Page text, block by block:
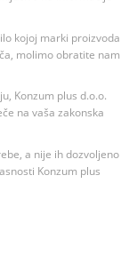
kojoj marki proizvoda
molimo obratite nam
Konzum plus d.o.o.
na vaša zakonska
a nije ih dozvoljeno
Konzum plus